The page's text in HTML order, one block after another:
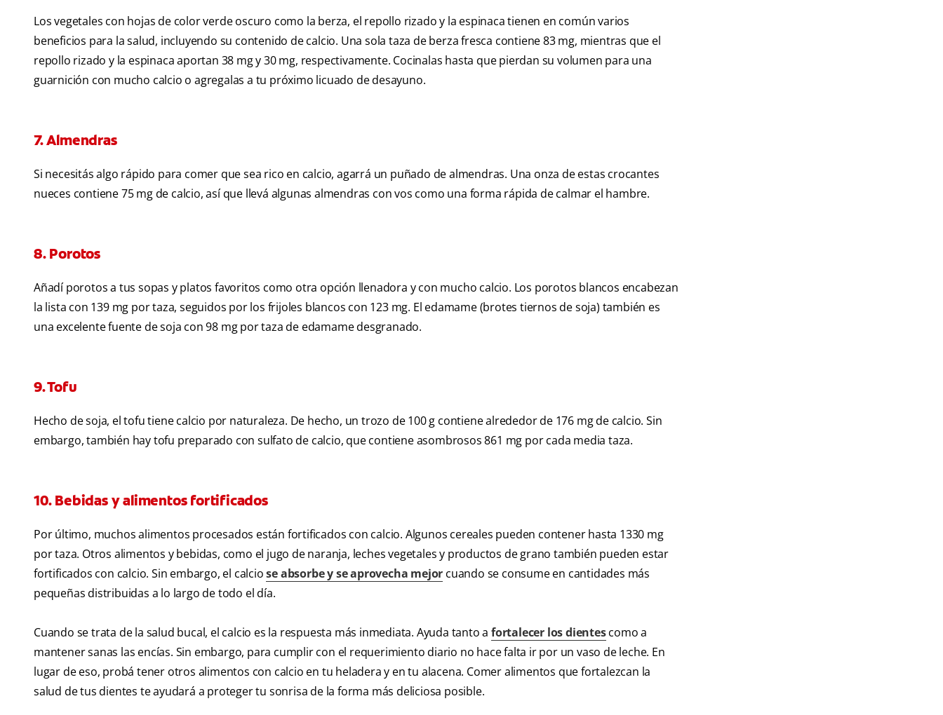
Los vegetales con hojas de color verde oscuro como la berza, el repollo rizado y la espinaca tienen en común varios
beneficios para la salud, incluyendo su contenido de calcio. Una sola taza de berza fresca contiene 83 mg, mientras que el
repollo rizado y la espinaca aportan 38 mg y 30 mg, respectivamente. Cocinalas hasta que pierdan su volumen para una
guarnición con mucho calcio o agregalas a tu próximo licuado de desayuno.
7. Almendras
Si necesitás algo rápido para comer que sea rico en calcio, agarrá un puñado de almendras. Una onza de estas crocantes
nueces contiene 75 mg de calcio, así que llevá algunas almendras con vos como una forma rápida de calmar el hambre.
8. Porotos
Añadí porotos a tus sopas y platos favoritos como otra opción llenadora y con mucho calcio. Los porotos blancos encabezan
la lista con 139 mg por taza, seguidos por los frijoles blancos con 123 mg. El edamame (brotes tiernos de soja) también es
una excelente fuente de soja con 98 mg por taza de edamame desgranado.
9. Tofu
Hecho de soja, el tofu tiene calcio por naturaleza. De hecho, un trozo de 100 g contiene alrededor de 176 mg de calcio. Sin
embargo, también hay tofu preparado con sulfato de calcio, que contiene asombrosos 861 mg por cada media taza.
10. Bebidas y alimentos fortificados
Por último, muchos alimentos procesados están fortificados con calcio. Algunos cereales pueden contener hasta 1330 mg
por taza. Otros alimentos y bebidas, como el jugo de naranja, leches vegetales y productos de grano también pueden estar
fortificados con calcio. Sin embargo, el calciose absorbe y se aprovecha mejor cuando se consume en cantidades más
pequeñas distribuidas a lo largo de todo el día.
Cuando se trata de la salud bucal, el calcio es la respuesta más inmediata. Ayuda tanto a fortalecer los dientescomo a
mantener sanas las encías. Sin embargo, para cumplir con el requerimiento diario no hace falta ir por un vaso de leche. En
lugar de eso, probá tener otros alimentos con calcio en tu heladera y en tu alacena. Comer alimentos que fortalezcan la
salud de tus dientes te ayudará a proteger tu sonrisa de la forma más deliciosa posible.